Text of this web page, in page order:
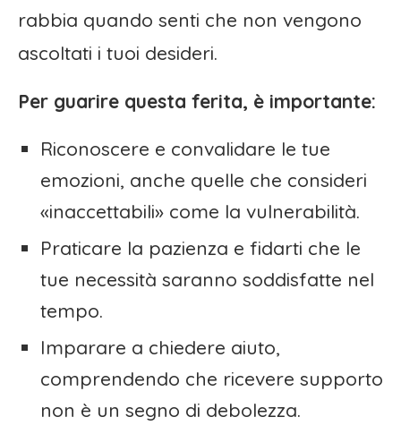
rabbia quando senti che non vengono
ascoltati i tuoi desideri.
Per guarire questa ferita, è importante:
Riconoscere e convalidare le tue
emozioni, anche quelle che consideri
«inaccettabili» come la vulnerabilità.
Praticare la pazienza e fidarti che le
tue necessità saranno soddisfatte nel
tempo.
Imparare a chiedere aiuto,
comprendendo che ricevere supporto
non è un segno di debolezza.